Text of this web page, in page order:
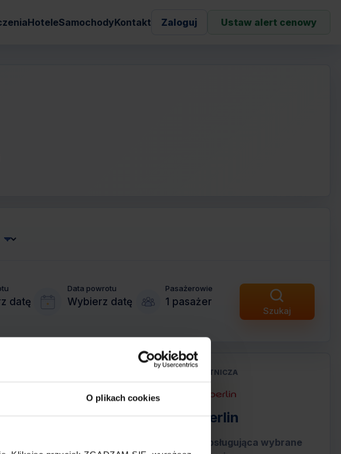
O plikach cookies
HoteleSamochodyKontakt Zaloguj Ustaw alert cenowy
datę
Data powrotu
Wybierz datę
Pasażerowie
1 pasażer
Szukaj
LINIA LOTNICZA
Air Berlin
Tania linia lotnicza obsługująca wybrane